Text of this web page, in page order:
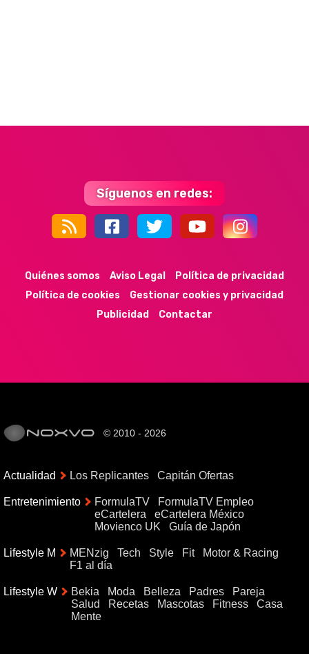
Síguenos en redes:
44k 9k 35k 352
Quiénes somos Aviso Legal
Política de privacidad
Política de cookies
Gestionar cookies y privacidad
Publicidad
Contactar
© 2010 - 2026
Actualidad Los Replicantes Capitán Ofertas
Entretenimiento FormulaTV
FormulaTV Empleo
eCartelera
eCartelera México
Movienco UK
Guía de Japón
Lifestyle M MENzig Tech Style Fit
Motor & Racing
F1 al día
Lifestyle W Bekia Moda Belleza Padres
Pareja
Salud
Recetas Mascotas Fitness
Casa
Mente